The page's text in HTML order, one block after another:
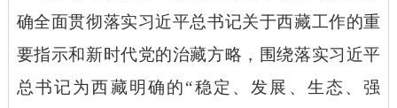
确全面贯彻落实习近平总书记关于西藏工作的重
要指示和新时代党的治藏方略，围绕落实习近平
总书记为西藏明确的“稳定、发展、生态、强